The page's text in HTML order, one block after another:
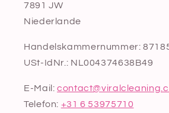
7891 JW
Niederlande
Handelskammernummer:
USt-IdNr.: NL004374638B49
E-Mail:
Telefon: +31 6 53975710